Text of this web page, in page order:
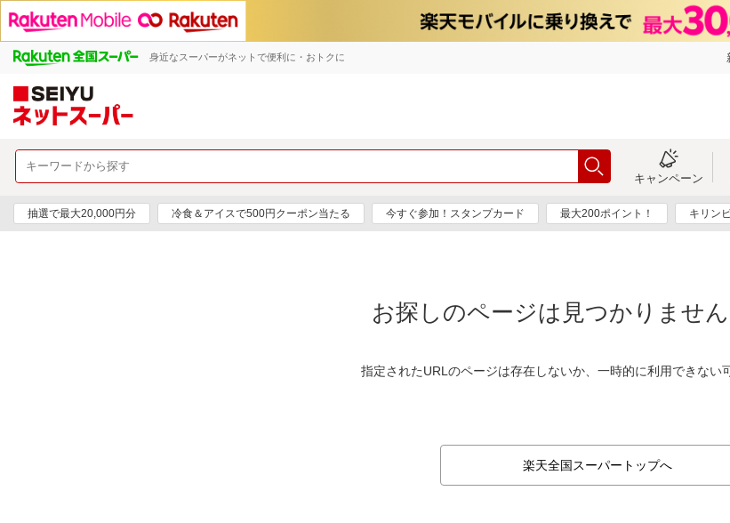
身近なスーパーがネットで便利に・おトクに
キャンペーン
抽選で最大20,000円分 冷食＆アイスで500円クーポン当たる 今すぐ参加！スタンプカード 最大200ポイント！ キリン
お探しのページは見つかりません
指定されたURLのページは存在しないか、一時的に利用できない
楽天全国スーパートップへ